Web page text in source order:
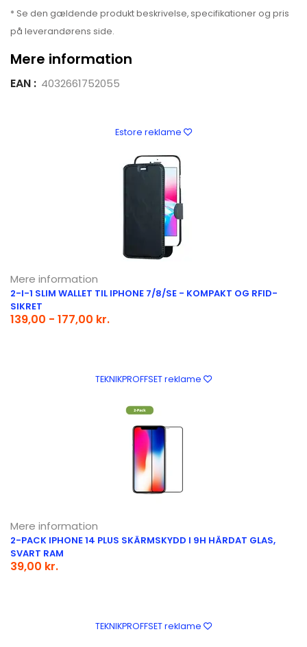
* Se den gældende produkt beskrivelse, specifikationer og pris
på leverandørens side.
Mere information
EAN : 4032661752055
Estore reklame
Mere information
2-I-1 SLIM WALLET TIL IPHONE 7/8/SE - KOMPAKT OG RFID-
SIKRET
139,00 - 177,00 kr.
TEKNIKPROFFSET reklame
Mere information
2-PACK IPHONE 14 PLUS SKÄRMSKYDD I 9H HÄRDAT GLAS,
SVART RAM
39,00 kr.
TEKNIKPROFFSET reklame